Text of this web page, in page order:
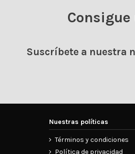
Suscríbete a nuestra
Nuestras políticas
Términos y condiciones
Política de privacidad